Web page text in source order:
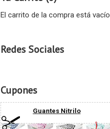
El carrito de la compra está vacío
Redes Sociales
Cupones
Guantes Nitrilo